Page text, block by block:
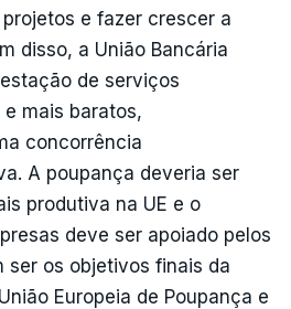
e fazer crescer a
disso, a União Bancária
de serviços
mais baratos,
concorrência
A poupança deveria ser
produtiva na UE e o
deve ser apoiado pelos
ser os objetivos finais da
Europeia de Poupança e